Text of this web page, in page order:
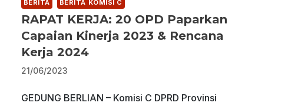
BERITA BERITA KOMISI C
RAPAT KERJA: 20 OPD Paparkan
Capaian Kinerja 2023 & Rencana
Kerja 2024
21/06/2023
GEDUNG BERLIAN – Komisi C DPRD Provinsi